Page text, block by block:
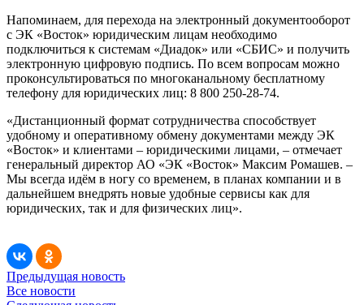
Напоминаем, для перехода на электронный документооборот
с ЭК «Восток» юридическим лицам необходимо
подключиться к системам «Диадок» или «СБИС» и получить
электронную цифровую подпись. По всем вопросам можно
проконсультироваться по многоканальному бесплатному
телефону для юридических лиц: 8 800 250-28-74.
«Дистанционный формат сотрудничества способствует
удобному и оперативному обмену документами между ЭК
«Восток» и клиентами – юридическими лицами, – отмечает
генеральный директор АО «ЭК «Восток» Максим Ромашев. –
Мы всегда идём в ногу со временем, в планах компании и в
дальнейшем внедрять новые удобные сервисы как для
юридических, так и для физических лиц».
Предыдущая новость
Все новости